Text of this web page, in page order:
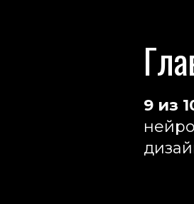
9 из